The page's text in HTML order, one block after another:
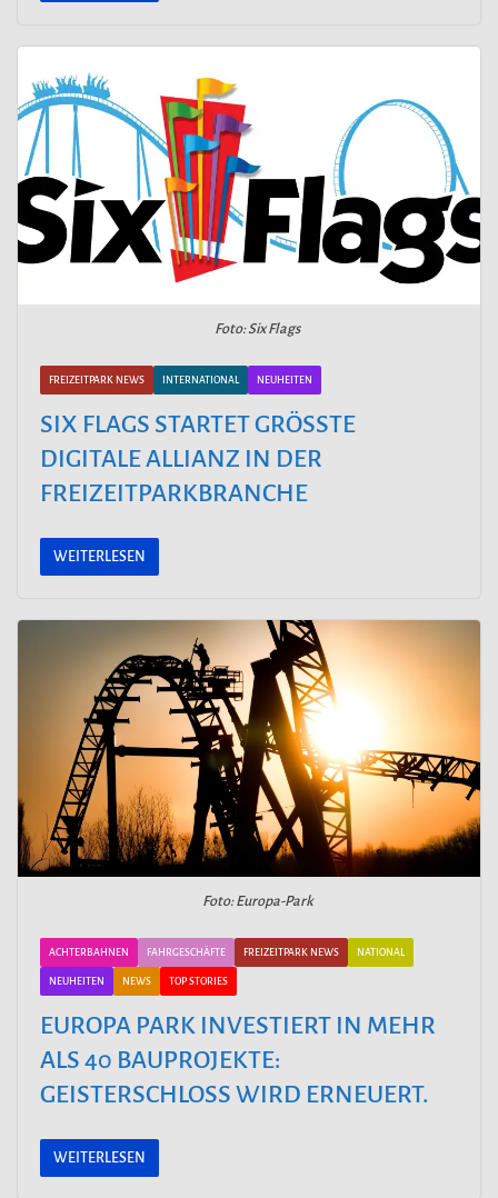
Foto: Six Flags
FREIZEITPARK NEWS INTERNATIONAL NEUHEITEN
SIX FLAGS STARTET GRÖSSTE D
IGITALE ALLIANZ IN DER F
REIZEITPARKBRANCHE
WEITERLESEN
Foto: Europa-Park
ACHTERBAHNEN FAHRGESCHÄFTE FREIZEITPARK NEWS NATIONAL
NEUHEITEN NEWS TOP STORIES
EUROPA PARK INVESTIERT IN MEHR
ALS 40 BAUPROJEKTE:
GEISTERSCHLOSS WIRD ERNEUERT.
WEITERLESEN